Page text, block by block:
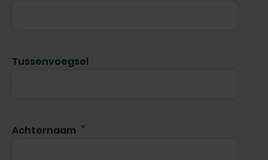
Tussenvoegsel
Achternaam